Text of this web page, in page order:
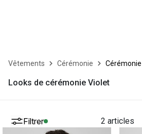
Vêtements Cérémonie
Looks de cérémonie Violet
Filtrer 2 articles